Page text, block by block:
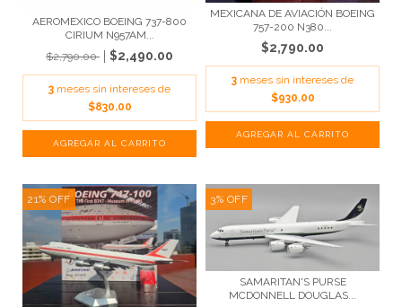
AEROMEXICO BOEING 737-800
CIRIUM N957AM...
$2,790.00
$2,490.00
3 meses sin intereses de
$830.00
MEXICANA DE AVIACIÓN BOEING
757-200 N380...
$2,790.00
3 meses sin intereses de
$930.00
21% OFF 3% OFF
SAMARITAN'S PURSE
MCDONNELL DOUGLAS...